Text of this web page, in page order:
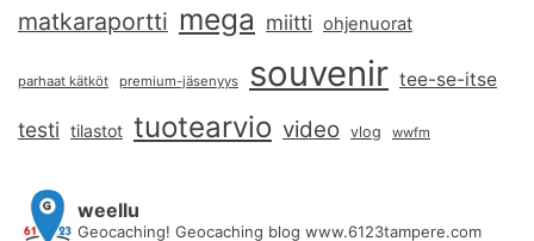
matkaraportti mega miitti ohjenuorat
parhaat kätköt premium-jäsenyys souvenir tee-se-itse
testi tilastot tuotearvio video vlog wwfm
weellu
Geocaching! Geocaching blog www.6123tampere.com